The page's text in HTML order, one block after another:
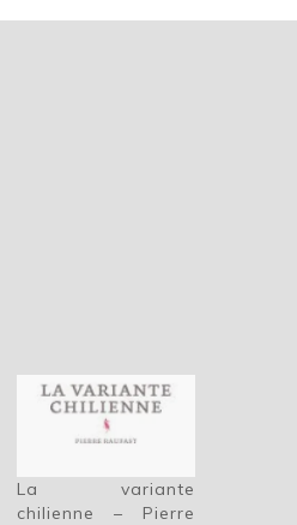
La variante
chilienne – Pierre